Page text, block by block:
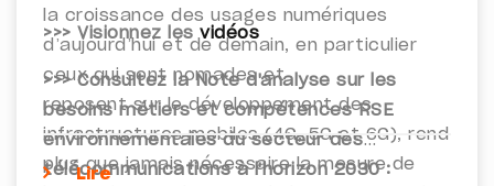
la croissance des usages numériques
d’aujourd’hui et de demain, en particulier
ceux qui sont nomades et
reposent sur le développement des
infrastructures mobiles (4G, 5G et 6G), rend
plus que jamais nécessaire la mesure de
>>> Visionnez lesvidéos
>>> Consultez la Note d'analyse sur les
besoins métiers et compétences RSE
environnementales du secteur des
télécommunications à l'horizon 2030 :
Lire